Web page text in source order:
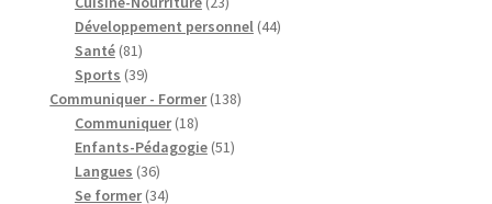
produits
Développement personnel 4444
Santé 8181
produits
Sports 3939
produits
Communiquer - Former 138138
Communiquer 1818
produits
Enfants-Pédagogie 5151
Langues 3636
produits
Se former 3434